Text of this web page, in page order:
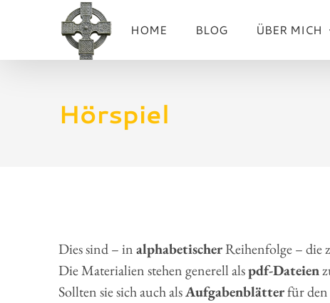
HOME BLOG ÜBER MICH
Hörspiel
Dies sind – inalphabetischerReihenfolge – die
Die Materialien stehen generell alspdf-Dateien
Sollten sie sich auch alsAufgabenblätterfür den